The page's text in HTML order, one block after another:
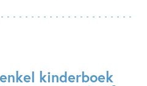
kinderboek